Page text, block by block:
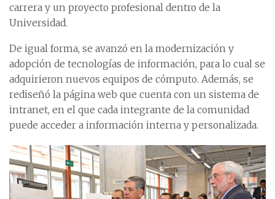
carrera y un proyecto profesional dentro de la
Universidad.
De igual forma, se avanzó en la modernización y
adopción de tecnologías de información, para lo cual se
adquirieron nuevos equipos de cómputo. Además, se
rediseñó la página web que cuenta con un sistema de
intranet, en el que cada integrante de la comunidad
puede acceder a información interna y personalizada.